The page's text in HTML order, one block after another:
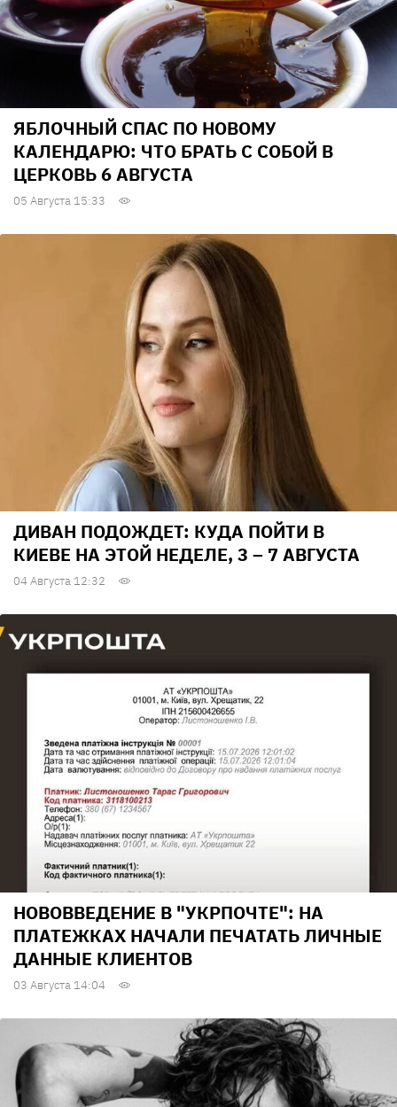
ЯБЛОЧНЫЙ СПАС ПО НОВОМУ
КАЛЕНДАРЮ: ЧТО БРАТЬ С СОБОЙ В
ЦЕРКОВЬ 6 АВГУСТА
05 Августа 15:33
ДИВАН ПОДОЖДЕТ: КУДА ПОЙТИ В
КИЕВЕ НА ЭТОЙ НЕДЕЛЕ, 3 – 7 АВГУСТА
04 Августа 12:32
НОВОВВЕДЕНИЕ В "УКРПОЧТЕ": НА
ПЛАТЕЖКАХ НАЧАЛИ ПЕЧАТАТЬ ЛИЧНЫЕ
ДАННЫЕ КЛИЕНТОВ
03 Августа 14:04